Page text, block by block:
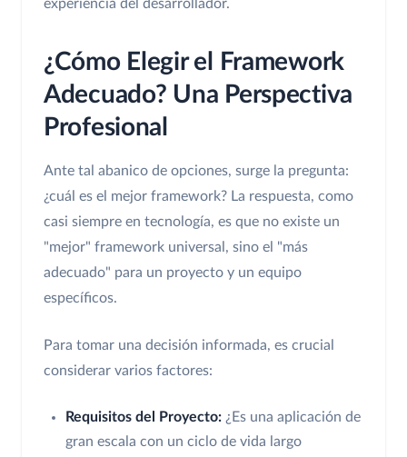
experiencia del desarrollador.
¿Cómo Elegir el Framework
Adecuado? Una Perspectiva
Profesional
Ante tal abanico de opciones, surge la pregunta:
¿cuál es el mejor framework? La respuesta, como
casi siempre en tecnología, es que no existe un
"mejor" framework universal, sino el "más
adecuado" para un proyecto y un equipo
específicos.
Para tomar una decisión informada, es crucial
considerar varios factores:
Requisitos del Proyecto: ¿Es una aplicación de
gran escala con un ciclo de vida largo